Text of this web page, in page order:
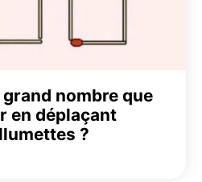
nombre que
en déplaçant
?